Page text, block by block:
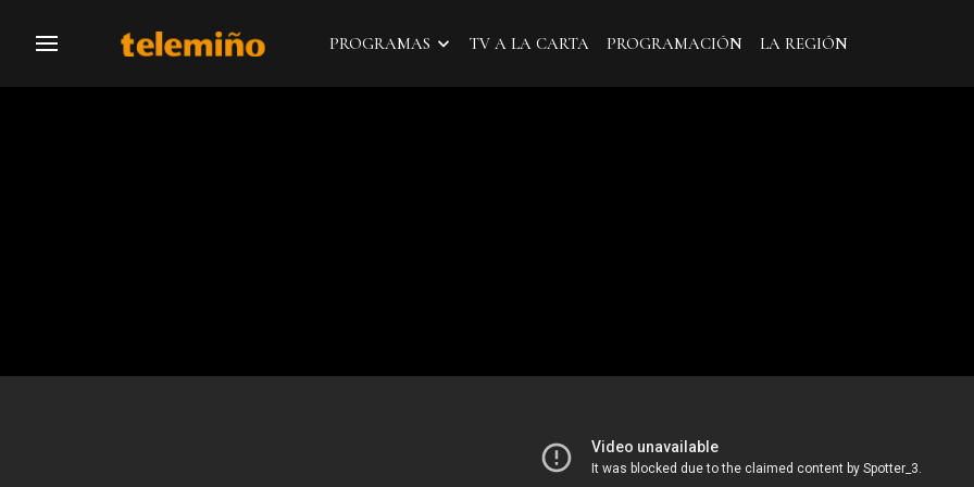
Navegación PROGRAMAS TV A LA CARTA PROGRAMACIÓN LA REGIÓN